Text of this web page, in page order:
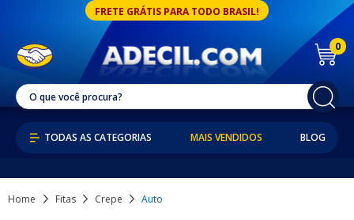
FRETE GRÁTIS PARA TODO BRASIL!
0
MAIS VENDIDOS BLOG
Home Fitas Crepe Auto